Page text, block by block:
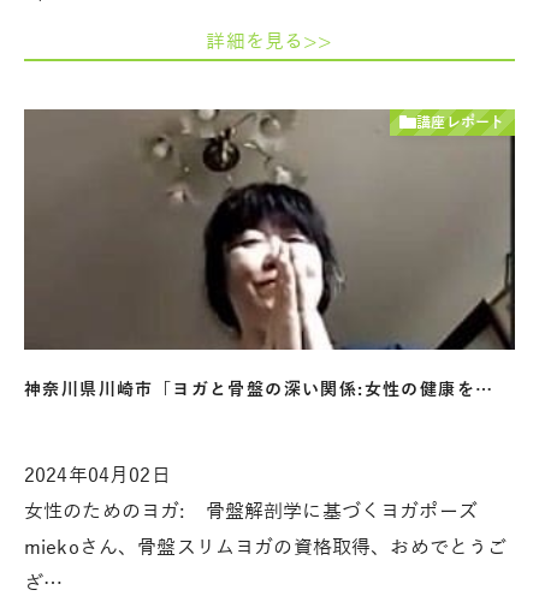
詳細を見る>>
講座レポート
神奈川県川崎市「ヨガと骨盤の深い関係:女性の健康を…
2024年04月02日
女性のためのヨガ: 骨盤解剖学に基づくヨガポーズ
miekoさん、骨盤スリムヨガの資格取得、おめでとうご
ざ…